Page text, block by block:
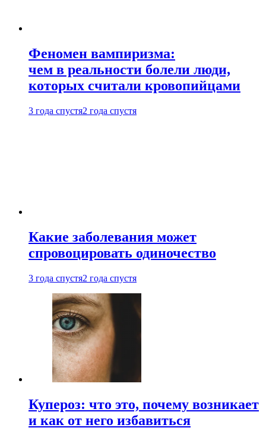
Феномен вампиризма:
чем в реальности болели люди,
которых считали кровопийцами
3 года спустя2 года спустя
Какие заболевания может
спровоцировать одиночество
3 года спустя2 года спустя
Купероз: что это, почему возникает
и как от него избавиться